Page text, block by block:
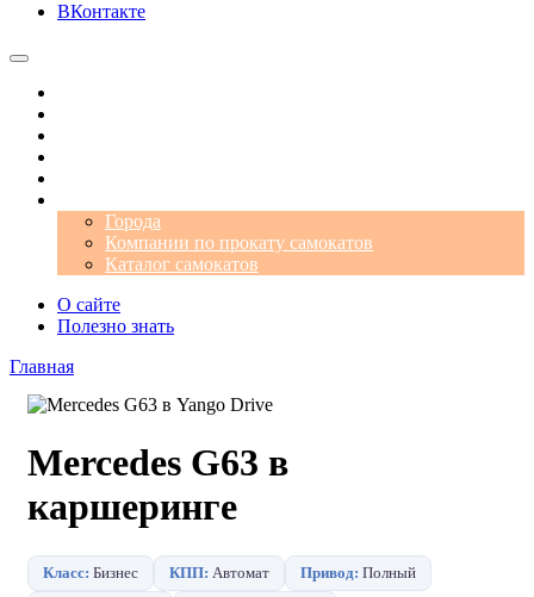
ВКонтакте
Города
Компании по прокату самокатов
Каталог самокатов
О сайте
Полезно знать
Главная
Mercedes G63 в
каршеринге
Класс: Бизнес КПП: Автомат Привод: Полный